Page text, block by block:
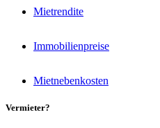
Mietrendite
Immobilienpreise
Mietnebenkosten
Vermieter?